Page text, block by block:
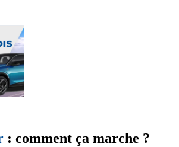
: comment ça marche ?